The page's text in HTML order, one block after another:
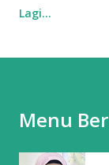
Lagi…
Menu